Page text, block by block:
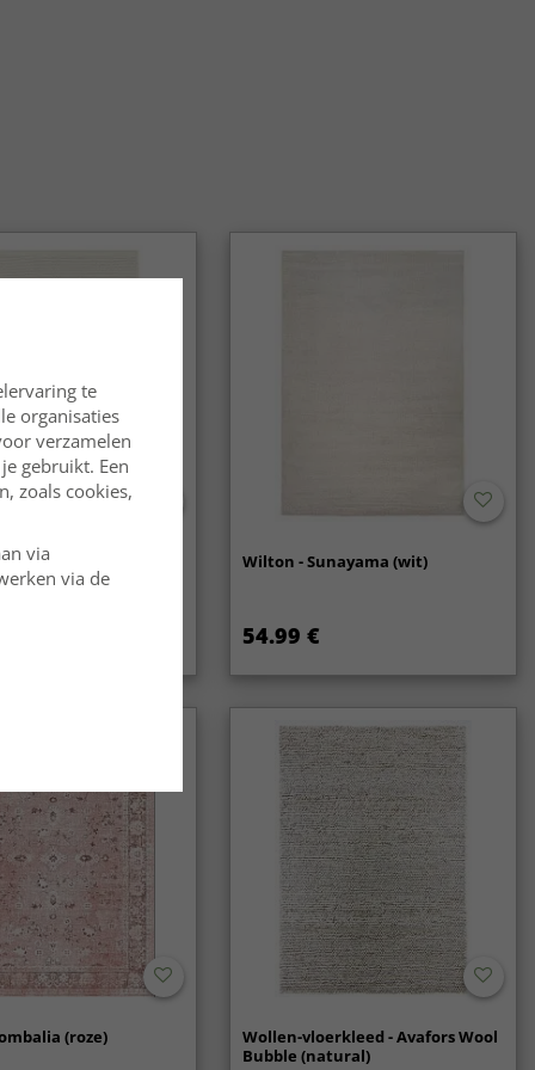
- Coastal
Wilton - Sunayama (wit)
54.99 €
(roze)
Wollen-vloerkleed - Avafors Wool
Bubble (natural)
te
organisaties
verzamelen
gebruikt. Een
zoals cookies,
via
via de